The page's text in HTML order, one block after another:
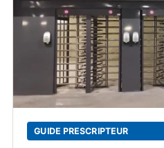
GUIDE PRESCRIPTEUR